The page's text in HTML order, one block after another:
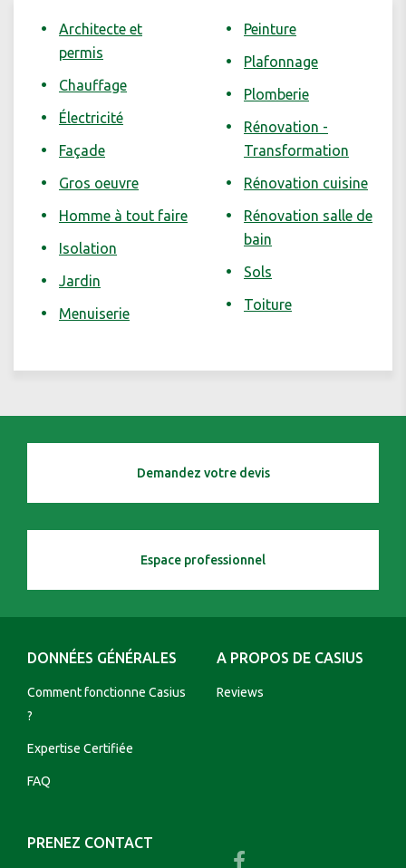
Architecte et
permis
Chauffage
Électricité
Façade
Gros oeuvre
Homme à tout faire
Isolation
Jardin
Menuiserie
Peinture
Plafonnage
Plomberie
Rénovation -
Transformation
Rénovation cuisine
Rénovation salle de
bain
Sols
Toiture
Demandez votre devis
Espace professionnel
DONNÉES GÉNÉRALES
Comment fonctionne Casius
?
Expertise Certifiée
FAQ
A PROPOS DE CASIUS
Reviews
PRENEZ CONTACT